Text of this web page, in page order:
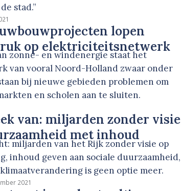
stad.”
lopen
op elektriciteitsnetwerk
zonne- en windenergie staat het
van vooral Noord-Holland zwaar onder
bij nieuwe gebieden problemen om
en scholen aan te sluiten.
van: miljarden zonder visie
met inhoud
miljarden van het Rijk zonder visie op
inhoud geven aan sociale duurzaamheid,
is geen optie meer.
2021